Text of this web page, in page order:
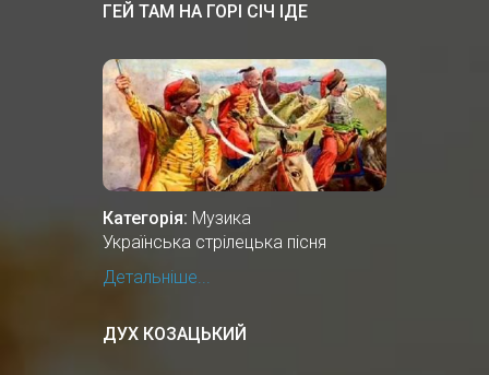
ГЕЙ ТАМ НА ГОРІ СІЧ ІДЕ
Категорія: Музика
Українська стрілецька пісня
Детальніше...
ДУХ КОЗАЦЬКИЙ